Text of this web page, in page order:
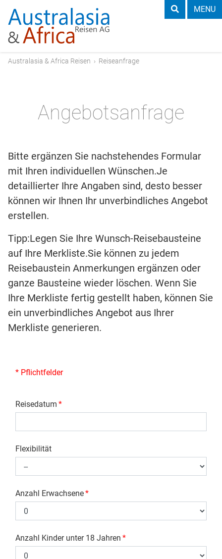
MENU
Australasia & Africa Reisen › Reiseanfrage
Angebotsanfrage
Bitte ergänzen Sie nachstehendes Formular
mit Ihren individuellen Wünschen.Je
detaillierter Ihre Angaben sind, desto besser
können wir Ihnen Ihr unverbindliches Angebot
erstellen.
Tipp:Legen Sie Ihre Wunsch-Reisebausteine
auf Ihre Merkliste.Sie können zu jedem
Reisebaustein Anmerkungen ergänzen oder
ganze Bausteine wieder löschen. Wenn Sie
Ihre Merkliste fertig gestellt haben, können Sie
ein unverbindliches Angebot aus Ihrer
Merkliste generieren.
* Pflichtfelder
Reisedatum *
Flexibilität
Anzahl Erwachsene*
Anzahl Kinder unter 18 Jahren *